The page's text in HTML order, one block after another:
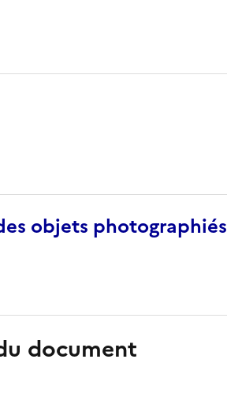
objets photographiés
document